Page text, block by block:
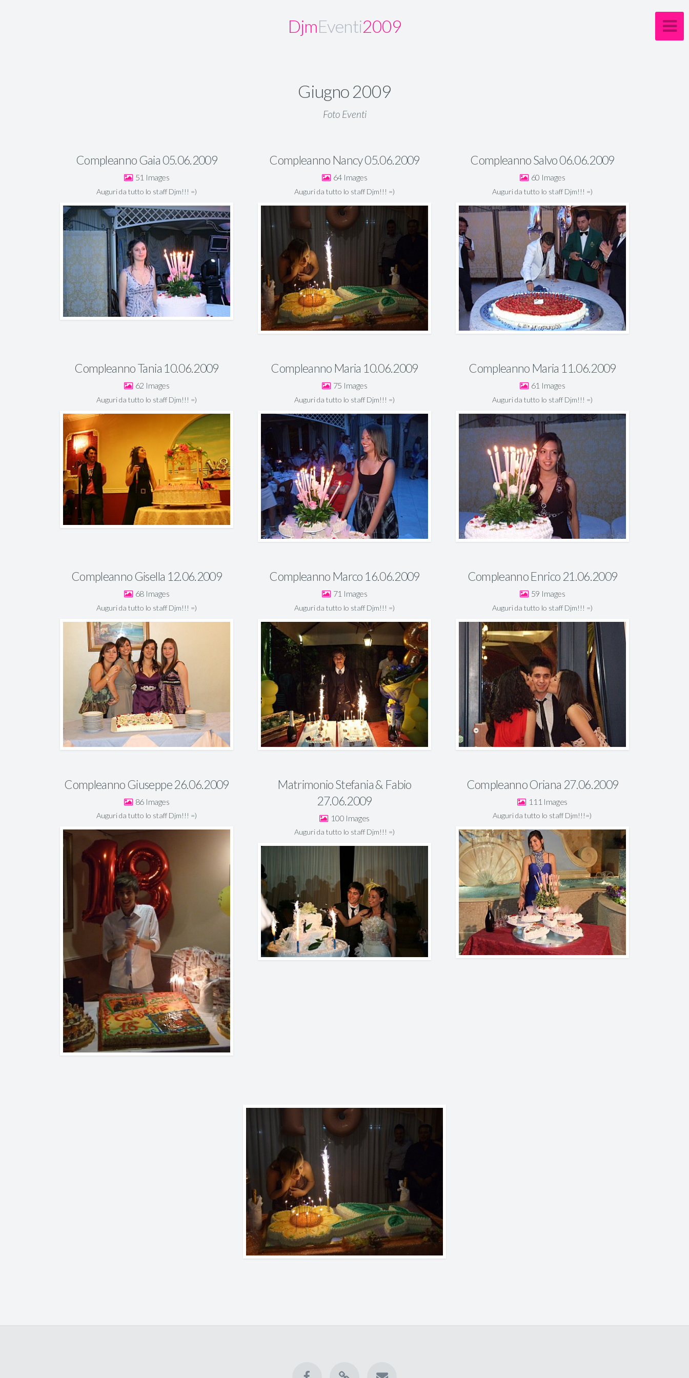
DjmEventi2009
Giugno 2009
Foto Eventi
Compleanno Gaia 05.06.2009
51
Auguri da tutto lo staff Djm!!! =)
Compleanno Nancy 05.06.2009
64
Auguri da tutto lo staff Djm!!! =)
Compleanno Salvo 06.06.2009
60
Auguri da tutto lo staff Djm!!! =)
Compleanno Tania 10.06.2009
62
Auguri da tutto lo staff Djm!!! =)
Compleanno Maria 10.06.2009
75
Auguri da tutto lo staff Djm!!! =)
Compleanno Maria 11.06.2009
61
Auguri da tutto lo staff Djm!!! =)
Compleanno Gisella 12.06.2009
68
Auguri da tutto lo staff Djm!!! =)
Compleanno Marco 16.06.2009
71
Auguri da tutto lo staff Djm!!! =)
Compleanno Enrico 21.06.2009
59
Auguri da tutto lo staff Djm!!! =)
Compleanno Giuseppe 26.06.2009
86
Auguri da tutto lo staff Djm!!! =)
Matrimonio Stefania & Fabio
27.06.2009
100
Auguri da tutto lo staff Djm!!! =)
Compleanno Oriana 27.06.2009
111
Auguri da tutto lo staff Djm!!!=)